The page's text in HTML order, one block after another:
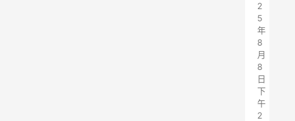
2
5
年
8
月
8
日
下
午
2